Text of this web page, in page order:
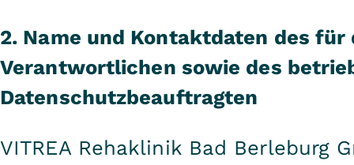
2. Name und Kontaktdaten des für
Verantwortlichen sowie des
Datenschutzbeauftragten
VITREA Rehaklinik Bad Berleburg